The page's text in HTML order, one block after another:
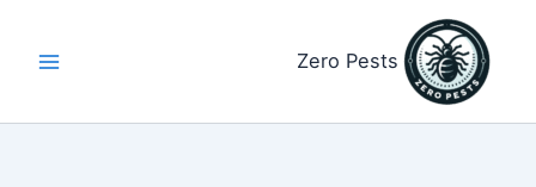
المحتوى
Zero Pests